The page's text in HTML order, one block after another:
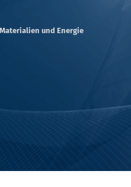
und Energie